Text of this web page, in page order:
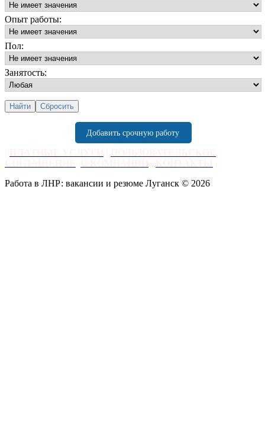
Опыт работы:
Пол:
Занятость:
Добавить срочную работу
Работа в ЛНР: вакансии и резюме Луганск © 2026